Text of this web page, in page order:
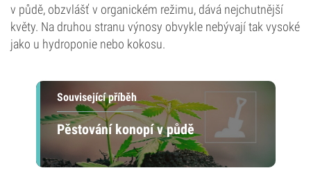
v půdě, obzvlášť v organickém režimu, dává nejchutnější
květy. Na druhou stranu výnosy obvykle nebývají tak vysoké
jako u hydroponie nebo kokosu.
Související příběh
Pěstování konopí v půdě